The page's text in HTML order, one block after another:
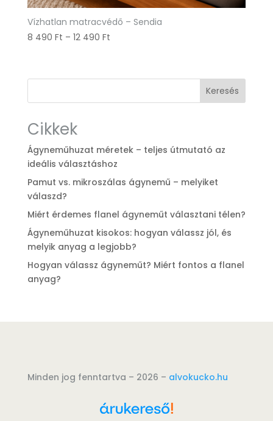
Vízhatlan matracvédő – Sendia
8 490 Ft – 12 490 FtÁrtartomány:
-
490 Ft
Keresés
Cikkek
Ágyneműhuzat méretek – teljes útmutató az
ideális választáshoz
Pamut vs. mikroszálas ágynemű – melyiket
válaszd?
Miért érdemes flanel ágyneműt választani télen?
Ágyneműhuzat kisokos: hogyan válassz jól, és
melyik anyag a legjobb?
Hogyan válassz ágyneműt? Miért fontos a flanel
anyag?
Minden jog fenntartva – 2026 – alvokucko.hu